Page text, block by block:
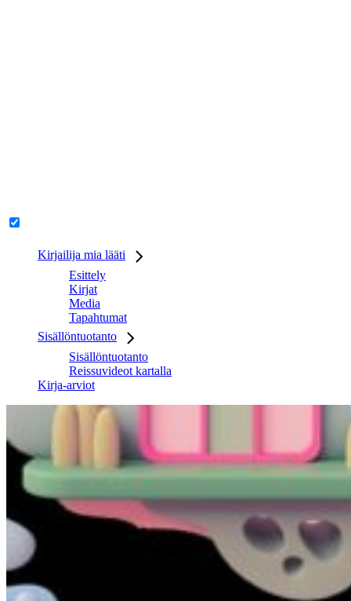
Kirjailija mia lääti
Esittely
Kirjat
Media
Tapahtumat
Sisällöntuotanto
Sisällöntuotanto
Reissuvideot kartalla
Kirja-arviot